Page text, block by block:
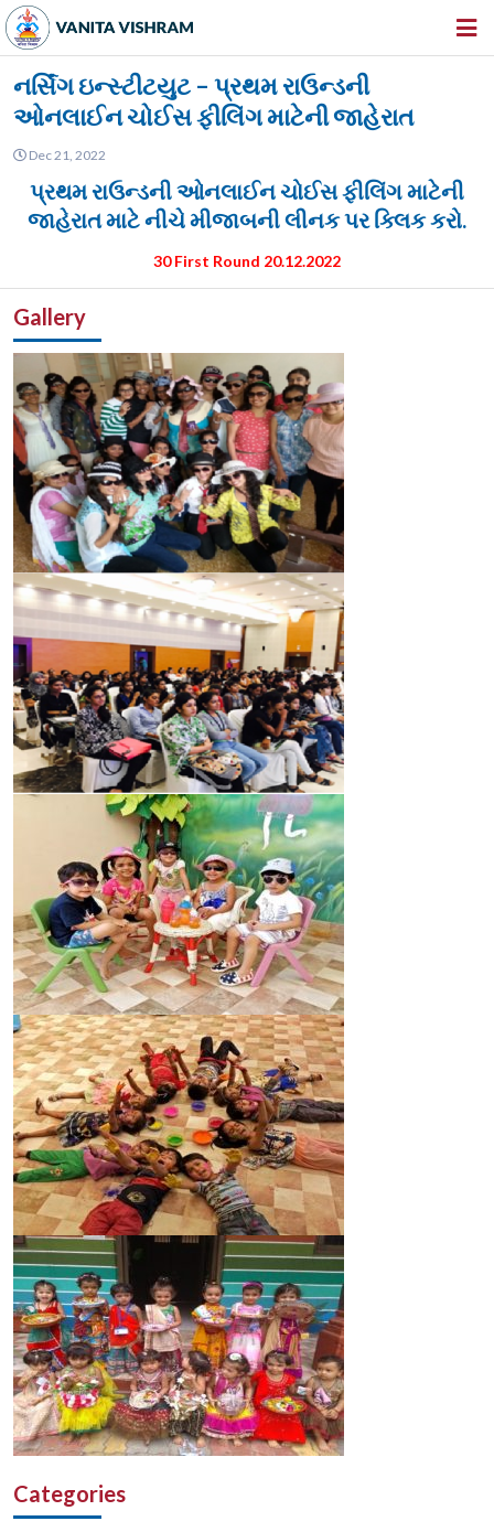
HOME
ABOUT US
AMENITIES
NEWS & EVENTS
360º VIRTUAL TOUR
CONTACT
નર્સિંગ ઇન્સ્ટીટયુટ – પ્રથમ રાઉન્ડની
ઓનલાઈન ચોઈસ ફીલિંગ માટેની જાહેરાત
Dec 21, 2022
પ્રથમ રાઉન્ડની ઓનલાઈન ચોઈસ ફીલિંગ માટેની
જાહેરાત માટે નીચે મીજાબની લીનક પર ક્લિક કરો.
30 First Round 20.12.2022
Gallery
Categories